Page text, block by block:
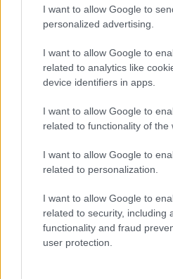
I want to allow Google to
personalized advertising.
I want to allow Google to
related to analytics like
device identifiers in apps.
I want to allow Google to
related to functionality of the
I want to allow Google to
related to personalization.
I want to allow Google to
related to security, including
functionality and fraud
user protection.
Sleep Demon és a Not A
behúzására van majd' egy
játékok nem fognak
gyűjteményeitekbe (az
felsoroltak már vagy
vagy hamarosan fel fognak
megtetszenének és
gyűjteményeteket is.